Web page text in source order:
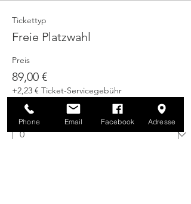
Tickettyp
Freie Platzwahl
Preis
89,00 €
+2,23 € Ticket-Servicegebühr
Anzahl
Phone Email Facebook Adresse